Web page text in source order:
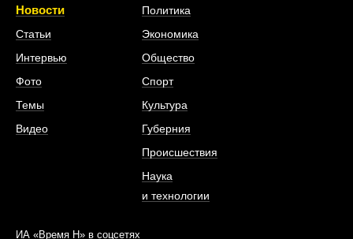
Новости
Статьи
Интервью
Фото
Темы
Видео
Политика
Экономика
Общество
Спорт
Культура
Губерния
Происшествия
Наука
и технологии
ИА «Время Н» в соцсетях